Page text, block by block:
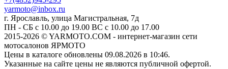
yarmoto@inbox.ru
г. Ярославль, улица Магистральная, 7д
ПН - СБ с 10.00 до 19.00 ВС с 10.00 до 17.00
2015-2026 © YARMOTO.COM - интернет-магазин сети
мотосалонов ЯРМОТО
Цены в каталоге обновлены 09.08.2026 в 10:46.
Указанные на сайте цены не являются публичной офертой.